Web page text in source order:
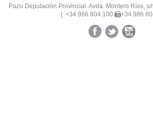
Pazo Deputación Provincial. Avda. Montero Ríos,
| +34 986 804 100
+34 986
FacebookTwitter